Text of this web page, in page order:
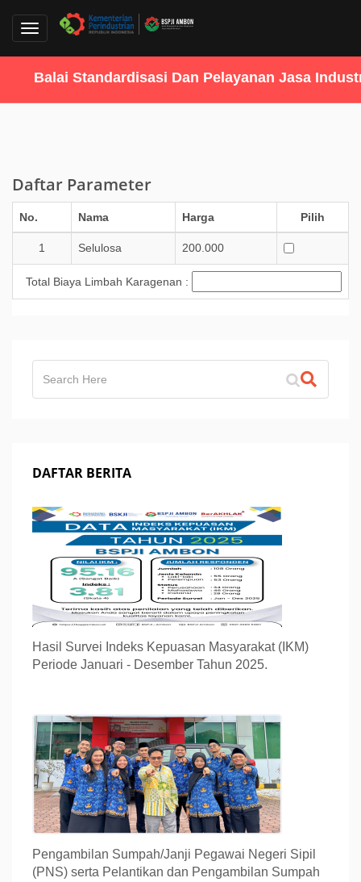
Toggle
Balai Standardisasi Dan Pelayanan Jasa Industri
Daftar Parameter
No. Nama Harga Pilih
1 Selulosa 200.000
Total Biaya Limbah Karagenan :
DAFTAR BERITA
Hasil Survei Indeks Kepuasan Masyarakat (IKM)
Periode Januari - Desember Tahun 2025.
Pengambilan Sumpah/Janji Pegawai Negeri Sipil
(PNS) serta Pelantikan dan Pengambilan Sumpah